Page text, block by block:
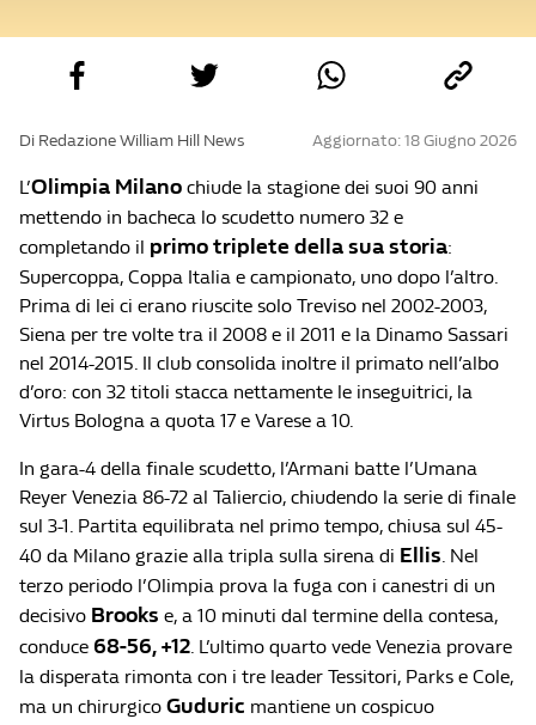
Di Redazione William Hill News Aggiornato: 18 Giugno 2026
L’Olimpia Milano chiude la stagione dei suoi 90 anni
mettendo in bacheca lo scudetto numero 32 e
completando il primo triplete della sua storia:
Supercoppa, Coppa Italia e campionato, uno dopo l’altro.
Prima di lei ci erano riuscite solo Treviso nel 2002-2003,
Siena per tre volte tra il 2008 e il 2011 e la Dinamo Sassari
nel 2014-2015. Il club consolida inoltre il primato nell’albo
d’oro: con 32 titoli stacca nettamente le inseguitrici, la
Virtus Bologna a quota 17 e Varese a 10.
In gara-4 della finale scudetto, l’Armani batte l’Umana
Reyer Venezia 86-72 al Taliercio, chiudendo la serie di finale
sul 3-1. Partita equilibrata nel primo tempo, chiusa sul 45-
40 da Milano grazie alla tripla sulla sirena di Ellis. Nel
terzo periodo l’Olimpia prova la fuga con i canestri di un
decisivo Brooks e, a 10 minuti dal termine della contesa,
conduce 68-56, +12. L’ultimo quarto vede Venezia provare
la disperata rimonta con i tre leader Tessitori, Parks e Cole,
ma un chirurgico Guduric mantiene un cospicuo